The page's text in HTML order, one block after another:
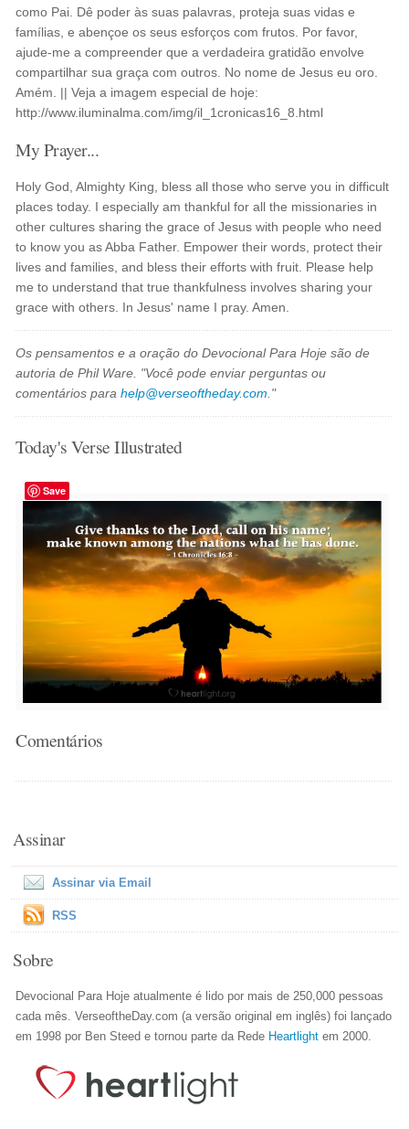
como Pai. Dê poder às suas palavras, proteja suas vidas e
famílias, e abençoe os seus esforços com frutos. Por favor,
ajude-me a compreender que a verdadeira gratidão envolve
compartilhar sua graça com outros. No nome de Jesus eu oro.
Amém. || Veja a imagem especial de hoje:
http://www.iluminalma.com/img/il_1cronicas16_8.html
My Prayer...
Holy God, Almighty King, bless all those who serve you in difficult
places today. I especially am thankful for all the missionaries in
other cultures sharing the grace of Jesus with people who need
to know you as Abba Father. Empower their words, protect their
lives and families, and bless their efforts with fruit. Please help
me to understand that true thankfulness involves sharing your
grace with others. In Jesus' name I pray. Amen.
Os pensamentos e a oração do Devocional Para Hoje são de
autoria de Phil Ware. "Você pode enviar perguntas ou
comentários parahelp@verseoftheday.com ."
Today's Verse Illustrated
Save
Comentários
Assinar
Assinar via Email
RSS
Sobre
Devocional Para Hoje atualmente é lido por mais de 250,000 pessoas
cada mês. VerseoftheDay.com (a versão original em inglês) foi lançado
em 1998 por Ben Steed e tornou parte da Rede Heartlight em 2000.